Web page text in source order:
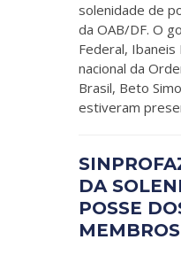
solenidade de
da OAB/DF. O
Federal,
nacional da
Brasil, Beto
estiveram
DA
POSSE